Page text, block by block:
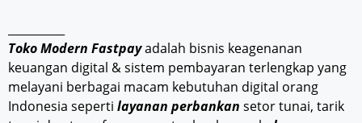
Toko Modern Fastpayadalah bisnis keagenanan
keuangan digital & sistem pembayaran terlengkap yang
melayani berbagai macam kebutuhan digital orang
Indonesia seperti layanan perbankan setor tunai, tarik